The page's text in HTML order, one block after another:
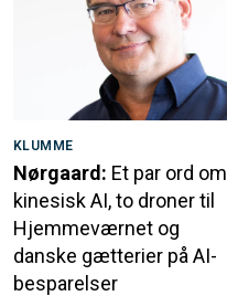
KLUMME
Nørgaard: Et par ord om
kinesisk AI, to droner til
Hjemmeværnet og
danske gætterier på AI-
besparelser